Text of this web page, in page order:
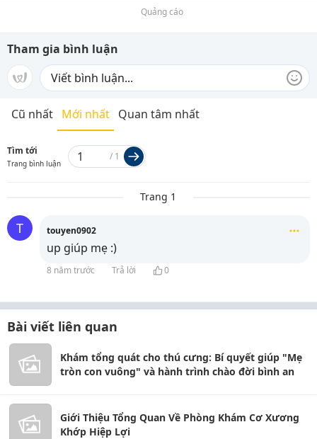
Quảng cáo
Tham gia bình luận
Cũ nhất Mới nhất Quan tâm nhất
Tìm tới
Trang bình luận
/ 1
Trang 1
T touyen0902
up giúp mẹ :)
8 năm trước Trả lời 0
Bài viết liên quan
Khám tổng quát cho thú cưng: Bí quyết giúp "Mẹ
tròn con vuông" và hành trình chào đời bình an
Giới Thiệu Tổng Quan Về Phòng Khám Cơ Xương
Khớp Hiệp Lợi